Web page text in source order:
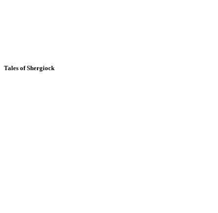
Tales of Shergiock